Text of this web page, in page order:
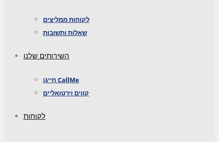
לקוחות ממליצים
שאלות ותשובות
השירותים שלנו
חייגן CallMe
קווים וירטואליים
לקוחות